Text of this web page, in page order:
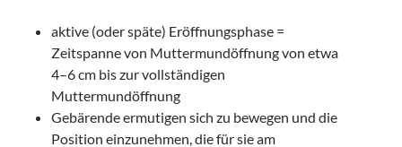
aktive (oder späte) Eröffnungsphase =
Zeitspanne von Muttermundöffnung von etwa
4–6 cm bis zur vollständigen
Muttermundöffnung
Gebärende ermutigen sich zu bewegen und die
Position einzunehmen, die für sie am